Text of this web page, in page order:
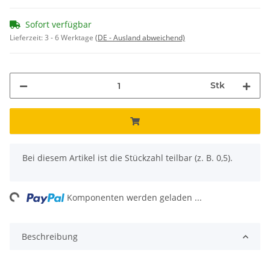
Sofort verfügbar
Lieferzeit:3 - 6 Werktage (DE - Ausland abweichend)
Stk
x
Bei diesem Artikel ist die Stückzahl teilbar (z. B. 0,5).
Komponenten werden geladen ...
Beschreibung